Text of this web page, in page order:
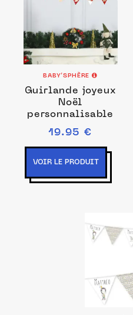
BABY’SPHÈRE
Guirlande joyeux
Noël
personnalisable
19.95 €
VOIR LE PRODUIT